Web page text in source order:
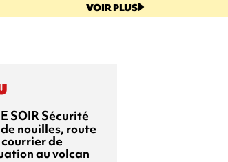
VOIR PLUS
SOIR Sécurité
nouilles, route
de
au volcan